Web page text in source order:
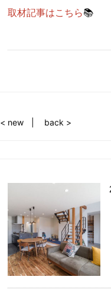
取材記事はこちら📚
< new back >